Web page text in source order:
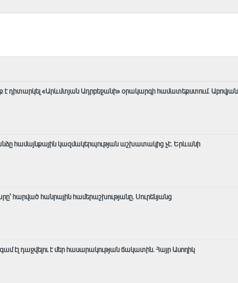
է դիտարկել «Արևմտյան Ադրբեջանի» օրակարգի համատեքստում․ Աբովյան
համայնքային կազմակերպության աշխատակից չէ․ Երևանի
հարված հանրային համերաշխությանը. Սուրենյանց
դաջվելու է մեր հասարակության ճակատին․ Հայր Ասողիկ